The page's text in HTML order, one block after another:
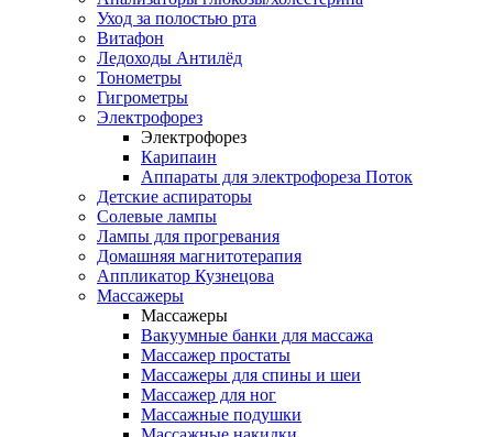
Уход за полостью рта
Витафон
Ледоходы Антилёд
Тонометры
Гигрометры
Электрофорез
Электрофорез
Карипаин
Аппараты для электрофореза Поток
Детские аспираторы
Солевые лампы
Лампы для прогревания
Домашняя магнитотерапия
Аппликатор Кузнецова
Массажеры
Массажеры
Вакуумные банки для массажа
Массажер простаты
Массажеры для спины и шеи
Массажер для ног
Массажные подушки